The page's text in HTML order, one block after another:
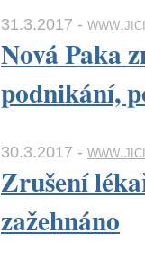
31.3.2017 -
Nová Paka
podnikání,
30.3.2017 -
Zrušení
zažehnáno